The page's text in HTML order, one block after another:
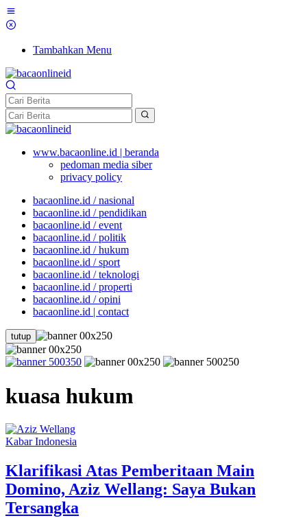
Tambahkan Menu
www.bacaonline.id | beranda
pedoman media siber
privacy policy
bacaonline.id / nasional
bacaonline.id / pendidikan
bacaonline.id / event
bacaonline.id / politik
bacaonline.id / hukum
bacaonline.id / sport
bacaonline.id / teknologi
bacaonline.id / properti
bacaonline.id / opini
bacaonline.id | contact
tutup
kuasa hukum
Kabar Indonesia
Klarifikasi Atas Pemberitaan Main
Domino, Aziz Wellang: Saya Bukan
Tersangka